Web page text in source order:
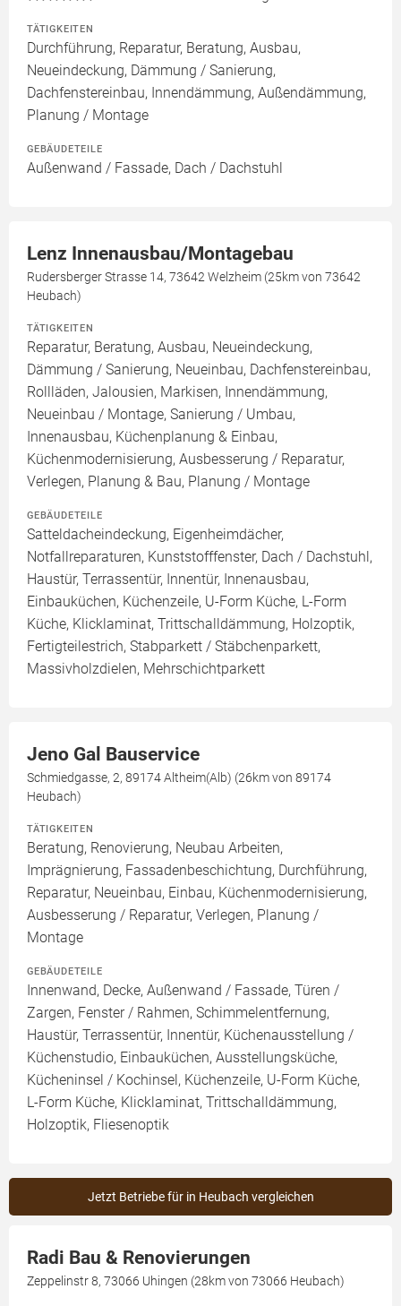
TÄTIGKEITEN
Durchführung, Reparatur, Beratung, Ausbau,
Neueindeckung, Dämmung / Sanierung,
Dachfenstereinbau, Innendämmung, Außendämmung,
Planung / Montage
GEBÄUDETEILE
Außenwand / Fassade, Dach / Dachstuhl
Lenz Innenausbau/Montagebau
Rudersberger Strasse 14, 73642 Welzheim (25km von 73642
Heubach)
TÄTIGKEITEN
Reparatur, Beratung, Ausbau, Neueindeckung,
Dämmung / Sanierung, Neueinbau, Dachfenstereinbau,
Rollläden, Jalousien, Markisen, Innendämmung,
Neueinbau / Montage, Sanierung / Umbau,
Innenausbau, Küchenplanung & Einbau,
Küchenmodernisierung, Ausbesserung / Reparatur,
Verlegen, Planung & Bau, Planung / Montage
GEBÄUDETEILE
Satteldacheindeckung, Eigenheimdächer,
Notfallreparaturen, Kunststofffenster, Dach / Dachstuhl,
Haustür, Terrassentür, Innentür, Innenausbau,
Einbauküchen, Küchenzeile, U-Form Küche, L-Form
Küche, Klicklaminat, Trittschalldämmung, Holzoptik,
Fertigteilestrich, Stabparkett / Stäbchenparkett,
Massivholzdielen, Mehrschichtparkett
Jeno Gal Bauservice
Schmiedgasse, 2, 89174 Altheim(Alb) (26km von 89174
Heubach)
TÄTIGKEITEN
Beratung, Renovierung, Neubau Arbeiten,
Imprägnierung, Fassadenbeschichtung, Durchführung,
Reparatur, Neueinbau, Einbau, Küchenmodernisierung,
Ausbesserung / Reparatur, Verlegen, Planung /
Montage
GEBÄUDETEILE
Innenwand, Decke, Außenwand / Fassade, Türen /
Zargen, Fenster / Rahmen, Schimmelentfernung,
Haustür, Terrassentür, Innentür, Küchenausstellung /
Küchenstudio, Einbauküchen, Ausstellungsküche,
Kücheninsel / Kochinsel, Küchenzeile, U-Form Küche,
L-Form Küche, Klicklaminat, Trittschalldämmung,
Holzoptik, Fliesenoptik
Jetzt Betriebe für in Heubach vergleichen
Radi Bau & Renovierungen
Zeppelinstr 8, 73066 Uhingen (28km von 73066 Heubach)